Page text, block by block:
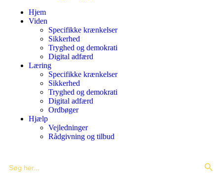
Hjem
Viden
Specifikke krænkelser
Sikkerhed
Tryghed og demokrati
Digital adfærd
Læring
Specifikke krænkelser
Sikkerhed
Tryghed og demokrati
Digital adfærd
Ordbøger
Hjælp
Vejledninger
Rådgivning og tilbud
for: